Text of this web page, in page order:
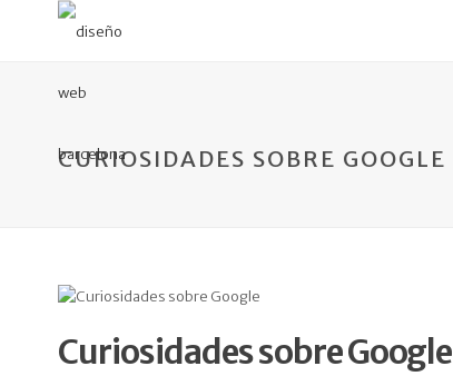
CURIOSIDADES SOBRE GOOGLE
Curiosidades sobre Google